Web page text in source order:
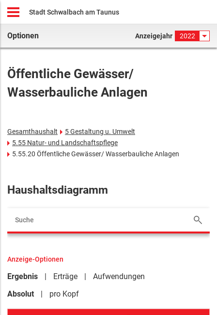
Stadt Schwalbach am Taunus
Optionen Anzeigejahr 2022
Öffentliche Gewässer/
Wasserbauliche Anlagen
Gesamthaushalt
5 Gestaltung u. Umwelt
5.55 Natur- und Landschaftspflege
5.55.20 Öffentliche Gewässer/ Wasserbauliche Anlagen
Haushaltsdiagramm
Anzeige-Optionen
Ergebnis Erträge
Aufwendungen
Absolut
pro Kopf